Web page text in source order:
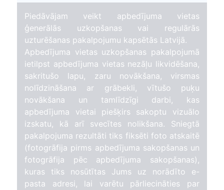
Piedāvājam veikt apbedījuma vietas
ģenerālās uzkopšanas vai regulārās
uzturēšanas pakalpojumu kapsētās Latvijā.
Apbedījuma vietas uzkopšanas pakalpojumā
ietilpst apbedījuma vietas nezāļu likvidēšana,
sakritušo lapu, zaru novākšana, virsmas
nolīdzināšana ar grābekli, vītušo puķu
novākšana un tamlīdzīgi darbi, kas
apbedījuma vietai piešķirs sakoptu vizuālo
izskatu, kā arī svecītes nolikšana. Sniegtā
pakalpojuma rezultāti tiks fiksēti foto atskaitē
(fotogrāfija pirms apbedījuma sakopšanas un
fotogrāfija pēc apbedījuma sakopšanas),
kuras tiks nosūtītas Jums uz norādīto e-
pasta adresi, lai varētu pārliecināties par